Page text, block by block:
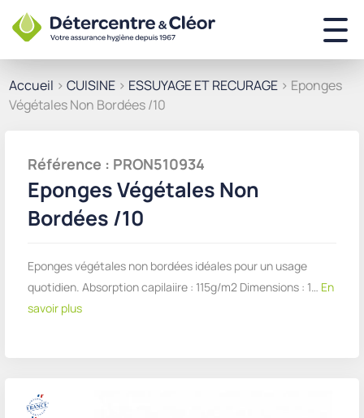
Accueil > CUISINE > ESSUYAGE ET RECURAGE > Eponges
Végétales Non Bordées /10
Référence : PRON510934
Eponges Végétales Non
Bordées /10
Eponges végétales non bordées idéales pour un usage
quotidien. Absorption capilaiire : 115g/m2 Dimensions : 1… En
savoir plus